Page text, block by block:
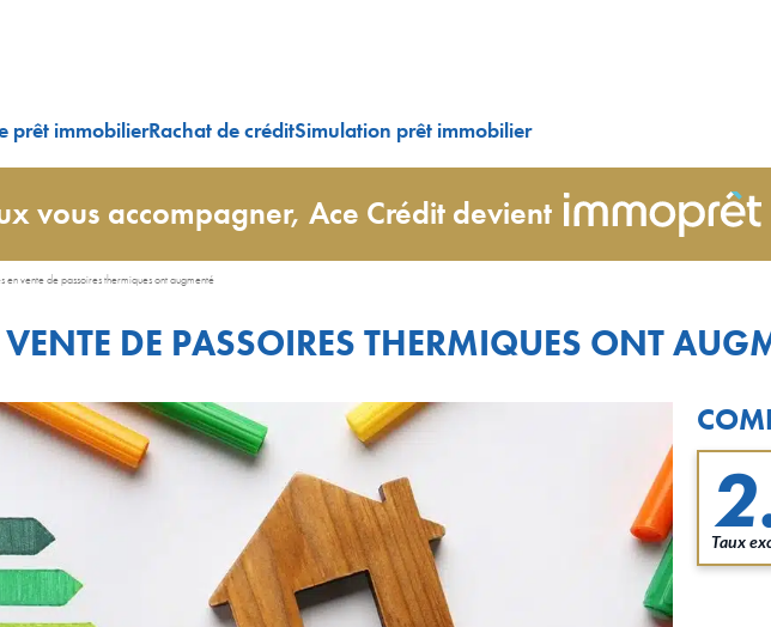
prêt immobilierRachat de créditSimulation prêt immobilier
vous accompagner, Ace Crédit devient
en vente de passoires thermiques ont augmenté
DE PASSOIRES THERMIQUES ONT
Taux